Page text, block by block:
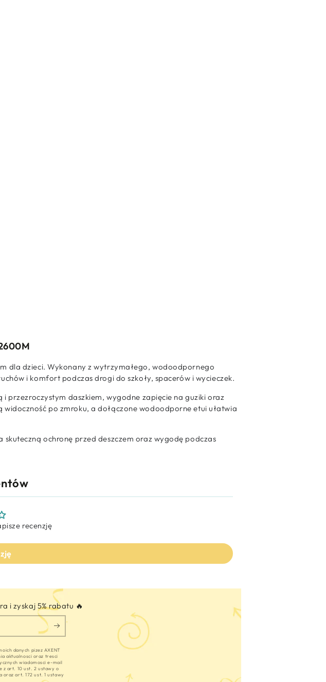
dla dzieci. Wykonany z wytrzymałego, wodoodpornego
i komfort podczas drogi do szkoły, spacerów i wycieczek.
przezroczystym daszkiem, wygodne zapięcie na guziki oraz
po zmroku, a dołączone wodoodporne etui ułatwia
ochronę przed deszczem oraz wygodę podczas
recenzję
i zyskaj 5% rabatu 🔥
Wpisz
adres
danych pizez AXENT
aktualnosci oraz tresci
wiadomosci e-mail
z art. 10 ust. 2 ustawy o
oraz art. 172 ust. 1 ustawy